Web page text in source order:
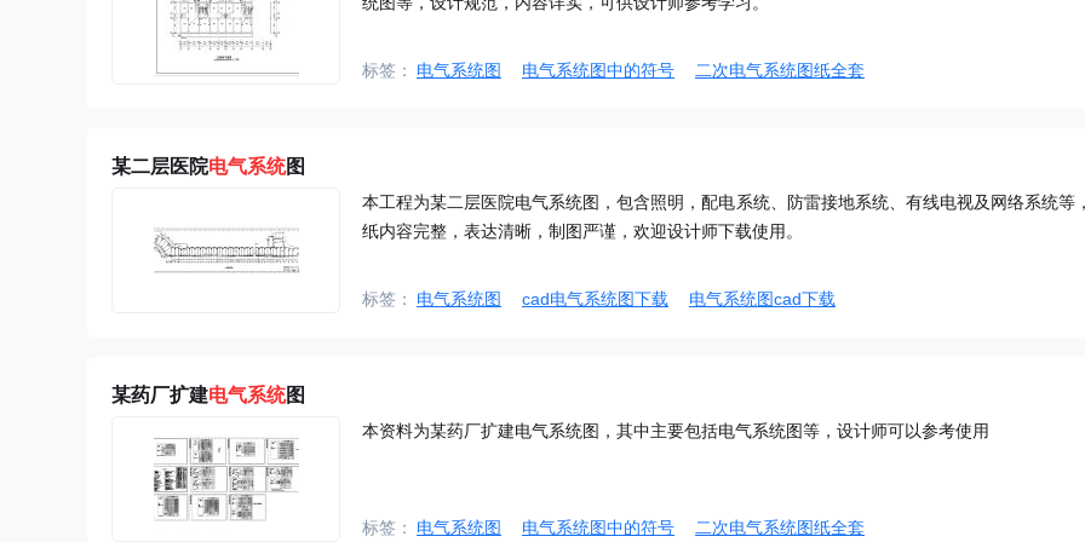
标签： 电气系统图 电气系统图中的符号 二次电气系统图纸全套
某二层医院电气系统图
本工程为某二层医院电气系统图，包含照明，配电系统、防雷接地系统、有线电视及网络系统等
纸内容完整，表达清晰，制图严谨，欢迎设计师下载使用。
标签： 电气系统图 cad电气系统图下载 电气系统图cad下载
某药厂扩建电气系统图
本资料为某药厂扩建电气系统图，其中主要包括电气系统图等，设计师可以参考使用
标签： 电气系统图 电气系统图中的符号 二次电气系统图纸全套